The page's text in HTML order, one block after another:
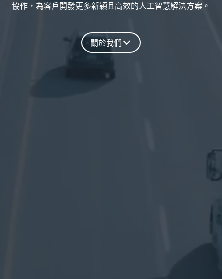
協作，為客戶開發更多新穎且高效的人工智慧解決方案。
關於我們